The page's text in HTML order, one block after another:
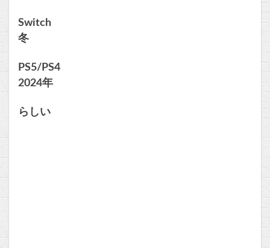
Switch
冬
PS5/PS4
2024年
らしい